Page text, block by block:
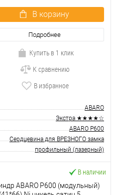
В корзину
Подробнее
Купить в 1 клик
К сравнению
В избранное
ABARO
Экстра ★★★★☆
ABARO P600
Сердцевина для ВРЕЗНОГО замка
профильный (лазерный)
В наличии
ABARO P600 (модульный)